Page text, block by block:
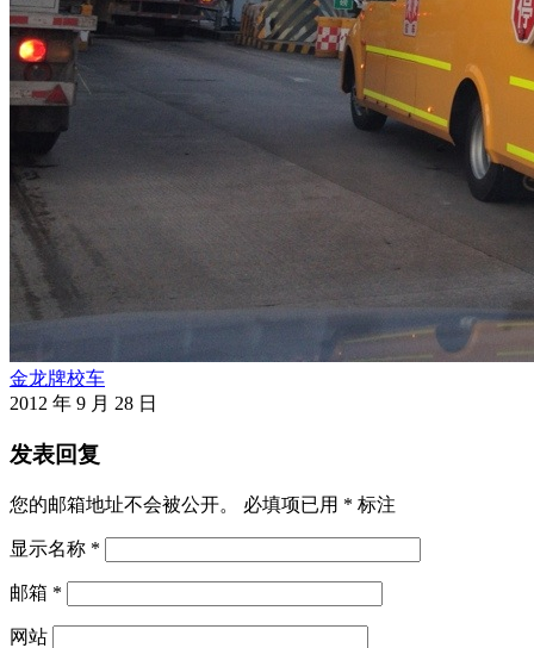
金龙牌校车
2012 年 9 月 28 日
发表回复
您的邮箱地址不会被公开。 必填项已用 * 标注
显示名称 *
邮箱 *
网站